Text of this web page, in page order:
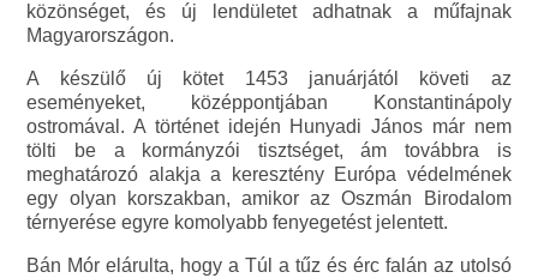
közönséget, és új lendületet adhatnak a műfajnak
Magyarországon.
A készülő új kötet 1453 januárjától követi az
eseményeket, középpontjában Konstantinápoly
ostromával. A történet idején Hunyadi János már nem
tölti be a kormányzói tisztséget, ám továbbra is
meghatározó alakja a keresztény Európa védelmének
egy olyan korszakban, amikor az Oszmán Birodalom
térnyerése egyre komolyabb fenyegetést jelentett.
Bán Mór elárulta, hogy a Túl a tűz és érc falán az utolsó